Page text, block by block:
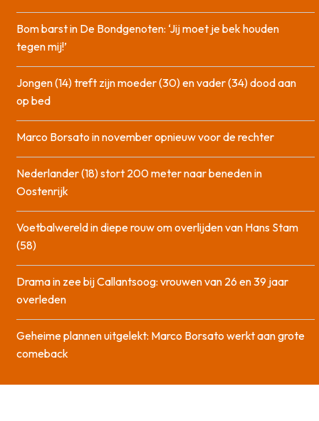
Bom barst in De Bondgenoten: ‘Jij moet je bek houden
tegen mij!’
Jongen (14) treft zijn moeder (30) en vader (34) dood aan
op bed
Marco Borsato in november opnieuw voor de rechter
Nederlander (18) stort 200 meter naar beneden in
Oostenrijk
Voetbalwereld in diepe rouw om overlijden van Hans Stam
(58)
Drama in zee bij Callantsoog: vrouwen van 26 en 39 jaar
overleden
Geheime plannen uitgelekt: Marco Borsato werkt aan grote
comeback